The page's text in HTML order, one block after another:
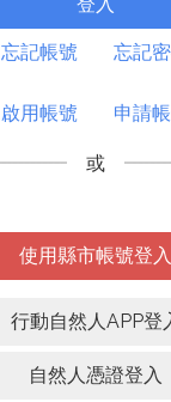
忘記帳號 忘記
啟用帳號 申請
或
使用縣市帳號登入
行動自然人APP登
自然人憑證登入